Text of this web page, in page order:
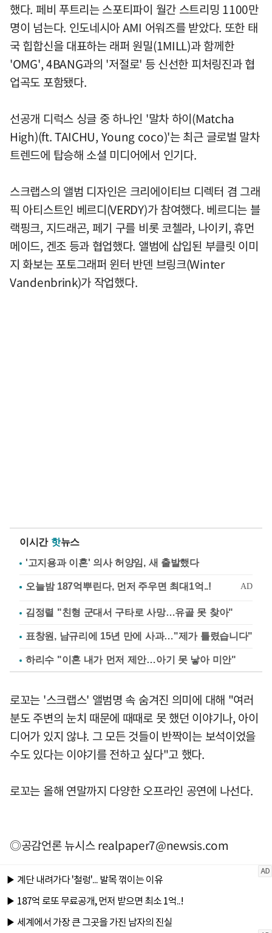
했다. 페비 푸트리는 스포티파이 월간 스트리밍 1100만
명이 넘는다. 인도네시아 AMI 어워즈를 받았다. 또한 태
국 힙합신을 대표하는 래퍼 원밀(1MILL)과 함께한
'OMG', 4BANG과의 '저절로' 등 신선한 피처링진과 협
업곡도 포함됐다.
선공개 디럭스 싱글 중 하나인 '말차 하이(Matcha
High)(ft. TAICHU, Young coco)'는 최근 글로벌 말차
트렌드에 탑승해 소셜 미디어에서 인기다.
스크랩스의 앨범 디자인은 크리에이티브 디렉터 겸 그래
픽 아티스트인 베르디(VERDY)가 참여했다. 베르디는 블
랙핑크, 지드래곤, 페기 구를 비롯 코첼라, 나이키, 휴먼
메이드, 겐조 등과 협업했다. 앨범에 삽입된 부클릿 이미
지 화보는 포토그래퍼 윈터 반덴 브링크(Winter
Vandenbrink)가 작업했다.
이시간 핫뉴스
'고지용과 이혼' 의사 허양임, 새 출발했다
김정렬 "친형 군대서 구타로 사망…유골 못 찾아"
표창원, 남규리에 15년 만에 사과…"제가 틀렸습니다"
하리수 "이혼 내가 먼저 제안…아기 못 낳아 미안"
로꼬는 '스크랩스' 앨범명 속 숨겨진 의미에 대해 "여러
분도 주변의 눈치 때문에 때때로 못 했던 이야기나, 아이
디어가 있지 않냐. 그 모든 것들이 반짝이는 보석이었을
수도 있다는 이야기를 전하고 싶다"고 했다.
로꼬는 올해 연말까지 다양한 오프라인 공연에 나선다.
◎공감언론 뉴시스realpaper7@newsis.com